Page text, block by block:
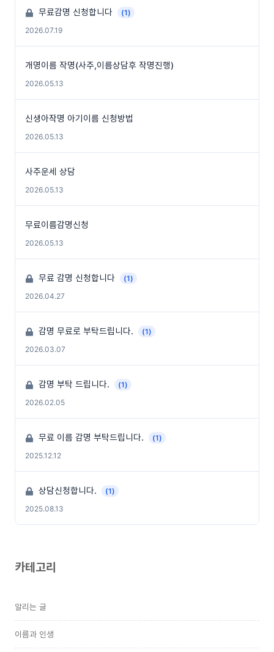
무료감명 신청합니다
(1)
2026.07.19
개명이름 작명(사주,이름상담후 작명진행)
2026.05.13
신생아작명 아기이름 신청방법
2026.05.13
사주운세 상담
2026.05.13
무료이름감명신청
2026.05.13
무료 감명 신청합니다
(1)
2026.04.27
감명 무료로 부탁드립니다.
(1)
2026.03.07
감명 부탁 드립니다.
(1)
2026.02.05
무료 이름 감명 부탁드립니다.
(1)
2025.12.12
상담신청합니다.
(1)
2025.08.13
카테고리
알리는 글
이름과 인생